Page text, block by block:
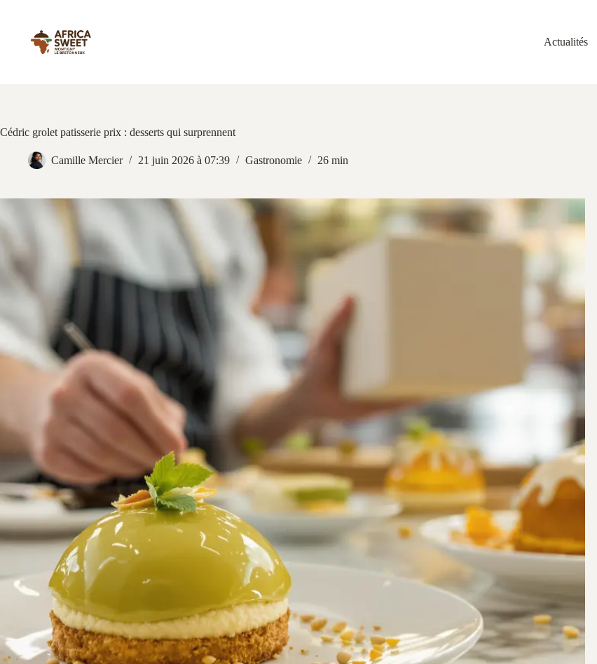
Actualités
Cédric grolet patisserie prix : desserts qui surprennent
Camille Mercier 21 juin 2026 à 07:39 Gastronomie 26 min